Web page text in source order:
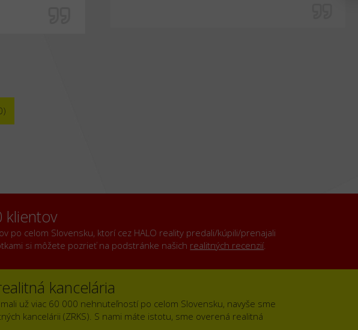
klientov
po celom Slovensku, ktorí cez HALO reality predali/kúpili/prenajali
si môžete pozrieť na podstránke našich realitných recenzií.
kancelária
už viac 60 000 nehnuteľností po celom Slovensku, navyše sme
kancelárii (ZRKS). S nami máte istotu, sme overená realitná